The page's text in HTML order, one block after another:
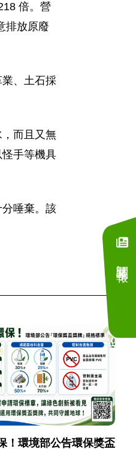
倍。營
排放原廢
、土石採
而且又無
手等機具
唾棄。該
！環境部公告環保獎盃